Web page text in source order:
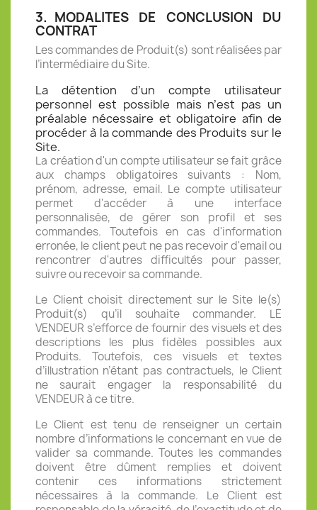
3. MODALITES DE CONCLUSION DU
CONTRAT
Les commandes de Produit(s) sont réalisées par
l’intermédiaire du Site.
La détention d’un compte utilisateur
personnel est possible mais n’est pas un
préalable nécessaire et obligatoire afin de
procéder à la commande des Produits sur le
Site.
La création d'un compte utilisateur se fait grâce
aux champs obligatoires suivants : Nom,
prénom, adresse, email. Le compte utilisateur
permet d'accéder à une interface
personnalisée, de gérer son profil et ses
commandes. Toutefois en cas d'information
erronée, le client peut ne pas recevoir d'email ou
rencontrer d'autres difficultés pour passer,
suivre ou recevoir sa commande.
Le Client choisit directement sur le Site le(s)
Produit(s) qu’il souhaite commander. LE
VENDEUR s’efforce de fournir des visuels et des
descriptions les plus fidèles possibles aux
Produits. Toutefois, ces visuels et textes
d’illustration n’étant pas contractuels, le Client
ne saurait engager la responsabilité du
VENDEUR à ce titre.
Le Client est tenu de renseigner un certain
nombre d’informations le concernant en vue de
valider sa commande. Toutes les commandes
doivent être dûment remplies et doivent
contenir ces informations strictement
nécessaires à la commande. Le Client est